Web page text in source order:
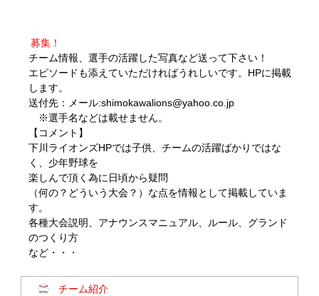
募集！
チーム情報、選手の活躍した写真など送って下さい！
エピソードも添えていただければうれしいです。HPに掲載
します。
送付先：メール:shimokawalions@yahoo.co.jp
※選手名などは載せません。
【コメント】
下川ライオンズHPでは子供、チームの活躍ばかりではな
く、少年野球を
楽しんで頂く為に日頃から疑問
（何の？どういう大会？）な点を情報として掲載していま
す。
各種大会説明、アナウンスマニュアル、ルール、グランド
のつくり方
など・・・
チーム紹介